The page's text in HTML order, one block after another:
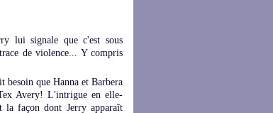
lui signale que c'est sous
de violence... Y compris
que Hanna et Barbera
Avery! L'intrigue en elle-
la façon dont Jerry apparaît